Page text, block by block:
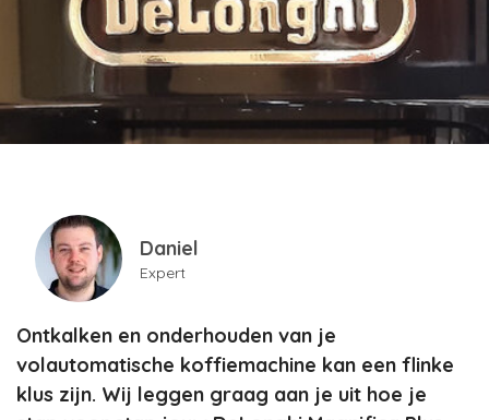
Daniel
Expert
Ontkalken en onderhouden van je
volautomatische koffiemachine kan een flinke
klus zijn. Wij leggen graag aan je uit hoe je